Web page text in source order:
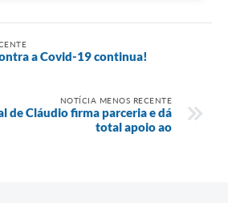
a Covid-19 continua!
NOTÍCIA MENOS RECENTE
de Cláudio firma parceria e dá
total apoio ao